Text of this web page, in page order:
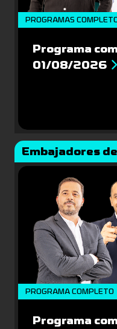
PROGRAMAS
Programa
01/08/2026
Embajadores
PROGRAMA COMPLETO
Programa